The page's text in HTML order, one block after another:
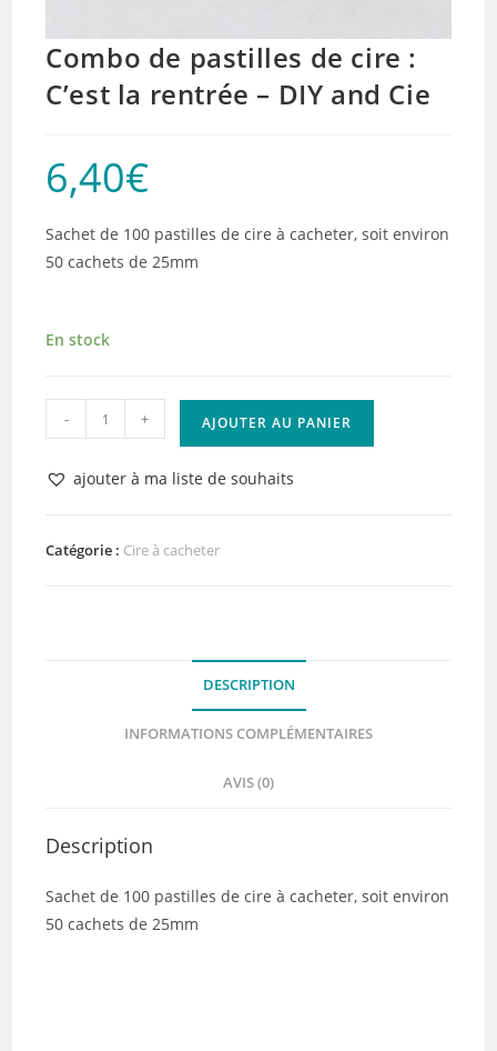
Combo de pastilles de cire :
C’est la rentrée – DIY and Cie
6,40€
Sachet de 100 pastilles de cire à cacheter, soit environ
50 cachets de 25mm
En stock
quantité
de
Combo
de
- + AJOUTER AU PANIER
ajouter à ma liste de souhaits
Catégorie : Cire à cacheter
DESCRIPTION
INFORMATIONS COMPLÉMENTAIRES
AVIS (0)
Description
Sachet de 100 pastilles de cire à cacheter, soit environ
50 cachets de 25mm